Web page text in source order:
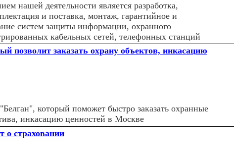
нашей деятельности является разработка,
и поставка, монтаж, гарантийное и
систем защиты информации, охранного
кабельных сетей, телефонных станций
позволит заказать охрану объектов, инкасацию
который поможет быстро заказать охранные
инкасацию ценностей в Москве
о страховании